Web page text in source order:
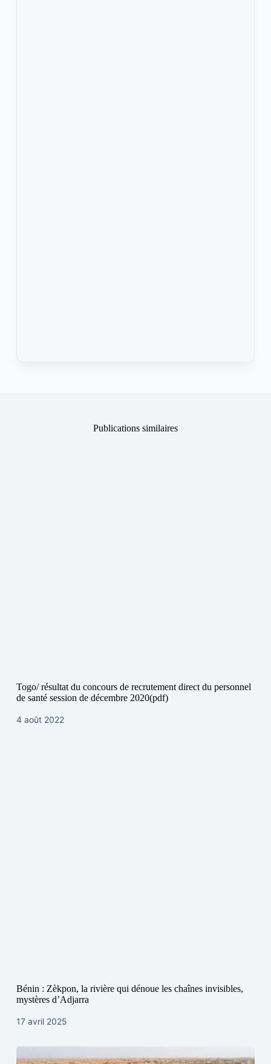
Publications similaires
Togo/ résultat du concours de recrutement direct du personnel
de santé session de décembre 2020(pdf)
4 août 2022
Bénin : Zèkpon, la rivière qui dénoue les chaînes invisibles,
mystères d’Adjarra
17 avril 2025